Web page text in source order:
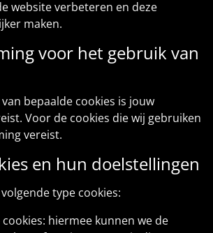
website verbeteren en deze
maken.
voor het gebruik van
bepaalde cookies is jouw
Voor de cookies die wij gebruiken
vereist.
en hun doelstellingen
type cookies:
hiermee kunnen we de